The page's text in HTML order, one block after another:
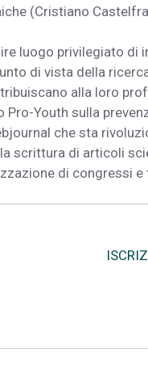
(Cristiano
luogo privilegiato di
di vista della
alla loro
Youth sulla
che sta
scrittura di articoli
di congressi e